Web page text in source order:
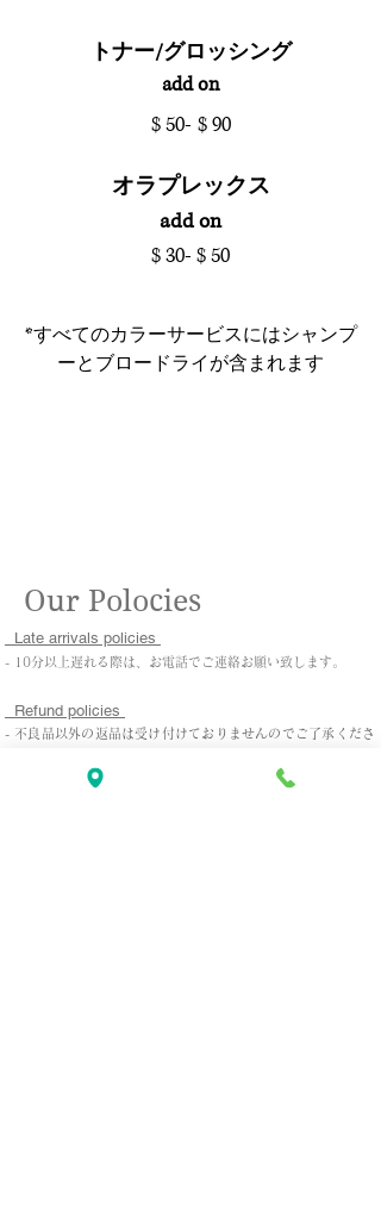
トナー/グロッシング
add on
$ 50- $ 90
オラプレックス
​add on
$ 30- $ 50
*すべてのカラーサービスにはシャンプ
ーとブロードライが含まれます
​Our Polocies
Late arrivals policies
- 10分以上遅れる際は、お電話でご連絡お願い致します。
Refund policies
- 不良品以外の返品は受け付けておりませんのでご了承くださ
- 施術後の返金はしておりませんが、御来店頂いてから１週間